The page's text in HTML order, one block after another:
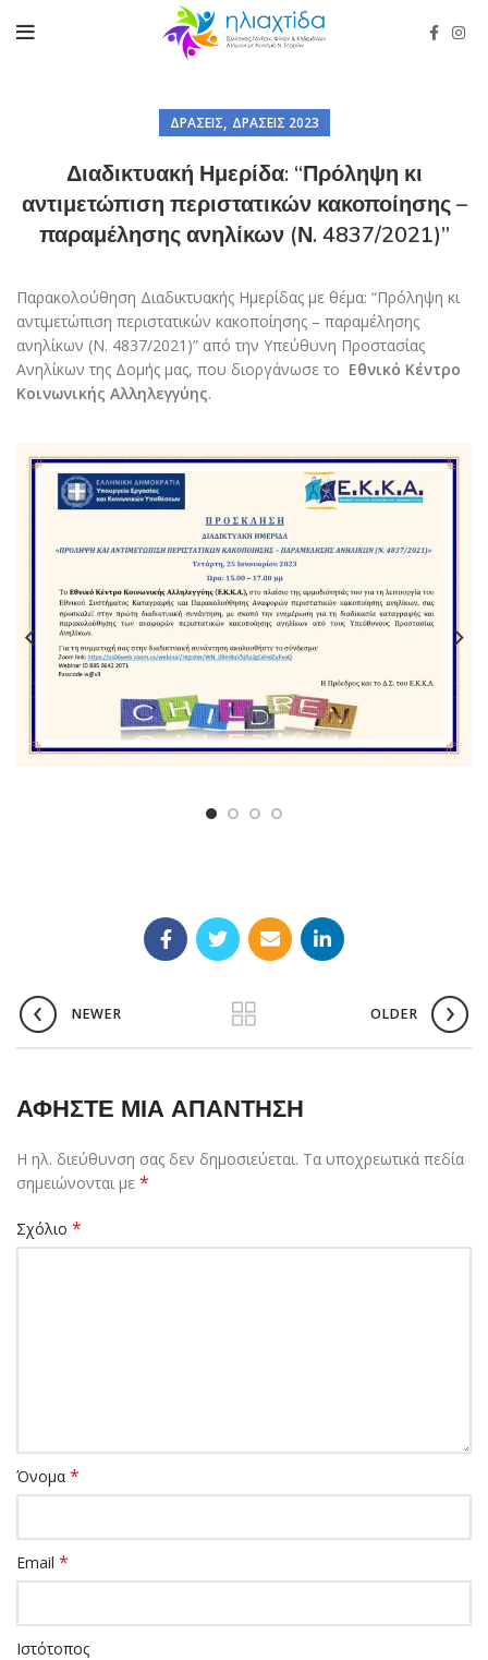
ΔΡΆΣΕΙΣ, ΔΡΆΣΕΙΣ 2023
Διαδικτυακή Ημερίδα: “Πρόληψη κι
αντιμετώπιση περιστατικών κακοποίησης –
παραμέλησης ανηλίκων (Ν. 4837/2021)”
Παρακολούθηση Διαδικτυακής Ημερίδας με θέμα: “Πρόληψη κι
αντιμετώπιση περιστατικών κακοποίησης – παραμέλησης
ανηλίκων (Ν. 4837/2021)” από την Υπεύθυνη Προστασίας
Ανηλίκων της Δομής μας, που διοργάνωσε το Εθνικό Κέντρο
Κοινωνικής Αλληλεγγύης.
NEWER OLDER
ΑΦΉΣΤΕ ΜΙΑ ΑΠΆΝΤΗΣΗ
Η ηλ. διεύθυνση σας δεν δημοσιεύεται. Τα υποχρεωτικά πεδία
σημειώνονται με *
Σχόλιο *
Όνομα *
Email *
Ιστότοπος